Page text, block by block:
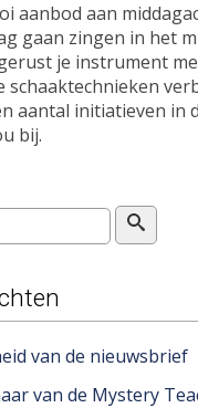
aanbod aan
gaan zingen in het
je instrument
schaaktechnieken
aantal initiatieven in
bij.
van de nieuwsbrief
van de Mystery